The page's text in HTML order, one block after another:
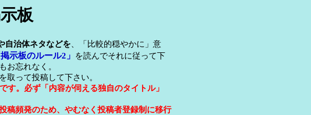
板
自治体ネタなどを、「比較的穏やかに」意
掲示板のルール2」
を読んでそれに従って下
お忘れなく。
取って投稿して下さい。
。必ず「内容が伺える独自のタイトル」
稿頻発のため、やむなく投稿者登録制に移行